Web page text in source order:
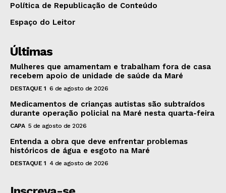
Política de Republicação de Conteúdo
Espaço do Leitor
Últimas
Mulheres que amamentam e trabalham fora de casa
recebem apoio de unidade de saúde da Maré
DESTAQUE 1 6 de agosto de 2026
Medicamentos de crianças autistas são subtraídos
durante operação policial na Maré nesta quarta-feira
CAPA 5 de agosto de 2026
Entenda a obra que deve enfrentar problemas
históricos de água e esgoto na Maré
DESTAQUE 1 4 de agosto de 2026